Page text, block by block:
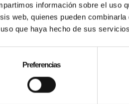
información sobre el uso
web, quienes pueden
que haya hecho de sus
Preferencias